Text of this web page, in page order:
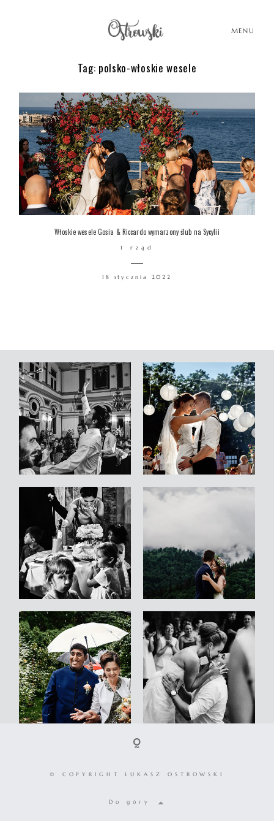
MENU
Tag: polsko-włoskie wesele
Włoskie wesele Gosia & Riccardo wymarzony ślub na Sycylii
1 rząd
18 stycznia 2022
HISTORIE
PORTFOLIO
O MNIE
© COPYRIGHT ŁUKASZ OSTROWSKI
© COPYRIGHT ŁUKASZ OSTROWSKI
Do góry